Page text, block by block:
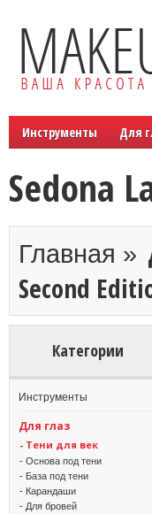
Инструменты Для
Sedona
Главная »
Second
Категории
Инструменты
Для глаз
- Тени для век
- Основа под тени
- База под тени
- Карандаши
- Для бровей